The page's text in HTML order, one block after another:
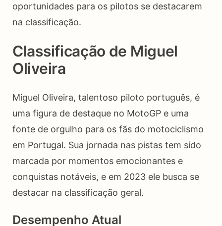
oportunidades para os pilotos se destacarem
na classificação.
Classificação de Miguel
Oliveira
Miguel Oliveira, talentoso piloto português, é
uma figura de destaque no MotoGP e uma
fonte de orgulho para os fãs do motociclismo
em Portugal. Sua jornada nas pistas tem sido
marcada por momentos emocionantes e
conquistas notáveis, e em 2023 ele busca se
destacar na classificação geral.
Desempenho Atual